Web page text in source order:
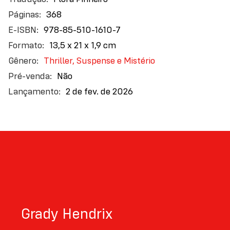
368
978-85-510-1610-7
13,5 x 21 x 1,9 cm
Thriller, Suspense e Mistério
Não
2 de fev. de 2026
Grady Hendrix